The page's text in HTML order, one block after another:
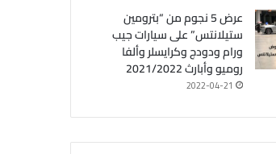
عرض 5 نجوم من “بترومين
ستيلانتس” على سيارات جيب
ورام ودودج وكرايسلر وألفا
روميو وأبارث 2021/2022
2022-04-21